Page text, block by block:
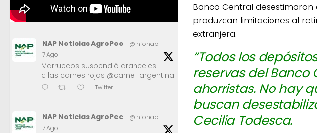
Banco Central desestimaron
produzcan limitaciones al
extranjera.
“Todos los
reservas del Banco
ahorristas. No hay
buscan
Cecilia Todesca.
NAP Noticias AgroPec @infonap
·
7 Ago
Marruecos suspendió aranceles
a las carnes rojas @carne_argentina
Twitter
NAP Noticias AgroPec @infonap
·
7 Ago